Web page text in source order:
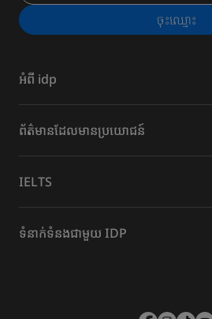
ចុះ​ឈ្មោះ
អំពី idp
​ព័ត៌មានដែល​មានប្រយោជន៍
IELTS
ទំនាក់ទំនងជាមួយ IDP